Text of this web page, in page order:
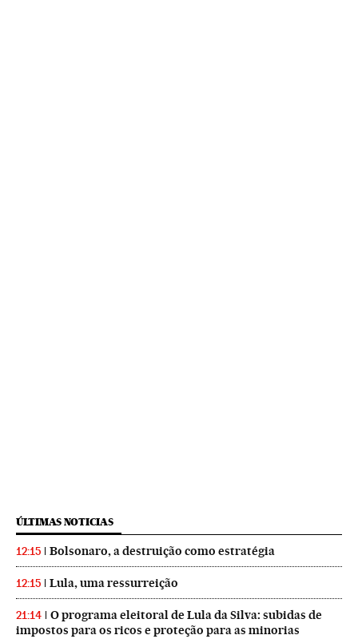
ÚLTIMAS NOTICIAS
12:15 Bolsonaro, a destruição como estratégia
12:15 Lula, uma ressurreição
21:14
O programa eleitoral de Lula da Silva: subidas de
impostos para os ricos e proteção para as minorias